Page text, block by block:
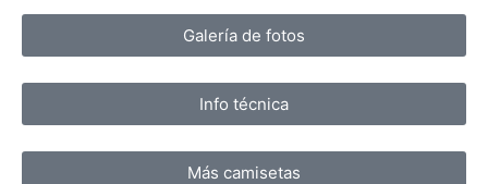
Galería de fotos
Info técnica
Más camisetas